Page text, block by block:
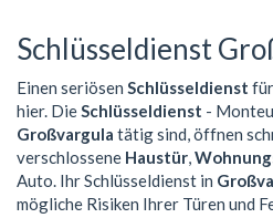
Schlüsseldienst
Einen seriösen Schlüsseldienst für
hier. DieSchlüsseldienst -
Großvargula tätig sind, öffnen
verschlossene Haustür,
Auto. Ihr Schlüsseldienst in
mögliche Risiken Ihrer Türen und